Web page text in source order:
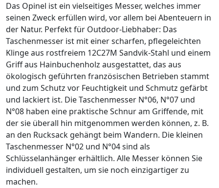
Das Opinel ist ein vielseitiges Messer, welches immer
seinen Zweck erfüllen wird, vor allem bei Abenteuern in
der Natur. Perfekt für Outdoor-Liebhaber: Das
Taschenmesser ist mit einer scharfen, pflegeleichten
Klinge aus rostfreiem 12C27M Sandvik-Stahl und einem
Griff aus Hainbuchenholz ausgestattet, das aus
ökologisch geführten französischen Betrieben stammt
und zum Schutz vor Feuchtigkeit und Schmutz gefärbt
und lackiert ist. Die Taschenmesser N°06, N°07 und
N°08 haben eine praktische Schnur am Griffende, mit
der sie überall hin mitgenommen werden können, z. B.
an den Rucksack gehängt beim Wandern. Die kleinen
Taschenmesser N°02 und N°04 sind als
Schlüsselanhänger erhältlich. Alle Messer können Sie
individuell gestalten, um sie noch einzigartiger zu
machen.